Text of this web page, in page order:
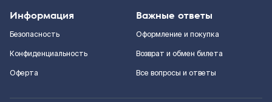
Информация
Безопасность
Конфиденциальность
Оферта
Важные ответы
Оформление и покупка
Возврат и обмен билета
Все вопросы и ответы